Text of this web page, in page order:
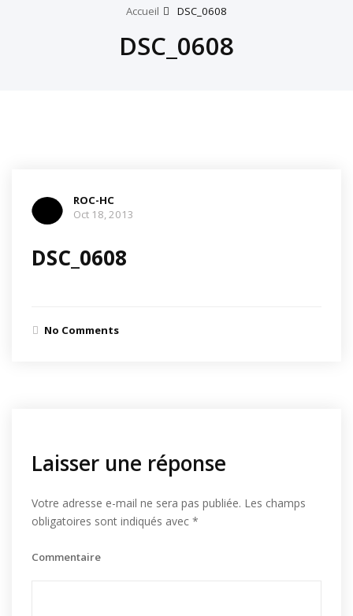
Accueil DSC_0608
DSC_0608
ROC-HC
Oct 18, 2013
DSC_0608
No Comments
Laisser une réponse
Votre adresse e-mail ne sera pas publiée. Les champs
obligatoires sont indiqués avec *
Commentaire